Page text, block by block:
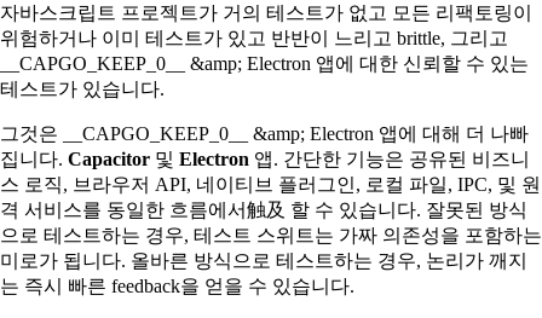
자바스크립트 프로젝트가 거의 테스트가 없고 모든 리팩토링이
위험하거나 이미 테스트가 있고 반반이 느리고 brittle, 그리고
__CAPGO_KEEP_0__ &amp; Electron 앱에 대한 신뢰할 수 있는
테스트가 있습니다.
그것은 __CAPGO_KEEP_0__ &amp; Electron 앱에 대해 더 나빠
집니다. Capacitor 및 Electron 앱. 간단한 기능은 공유된 비즈니
스 로직, 브라우저 API, 네이티브 플러그인, 로컬 파일, IPC, 및 원
격 서비스를 동일한 흐름에서触及 할 수 있습니다. 잘못된 방식
으로 테스트하는 경우, 테스트 스위트는 가짜 의존성을 포함하는
미로가 됩니다. 올바른 방식으로 테스트하는 경우, 논리가 깨지
는 즉시 빠른 feedback을 얻을 수 있습니다.